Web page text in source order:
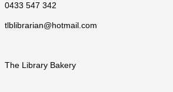
0433 547 342
tlblibrarian@hotmail.com
The Library Bakery